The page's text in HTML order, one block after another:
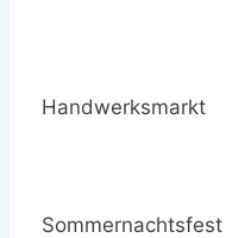
Handwerksmarkt
Sommernachtsfest